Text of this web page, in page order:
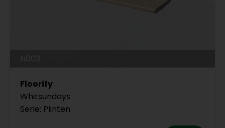
Floorify
Whitsundays
Serie: Plinten